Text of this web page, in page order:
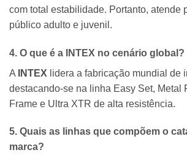
com total estabilidade. Portanto, atende
público adulto e juvenil.
4. O que é a INTEX no cenário global?
A
INTEX lidera a fabricação mundial de
destacando-se na linha Easy Set, Metal
Frame e Ultra XTR de alta resistência.
5. Quais as linhas que compõem o
marca?